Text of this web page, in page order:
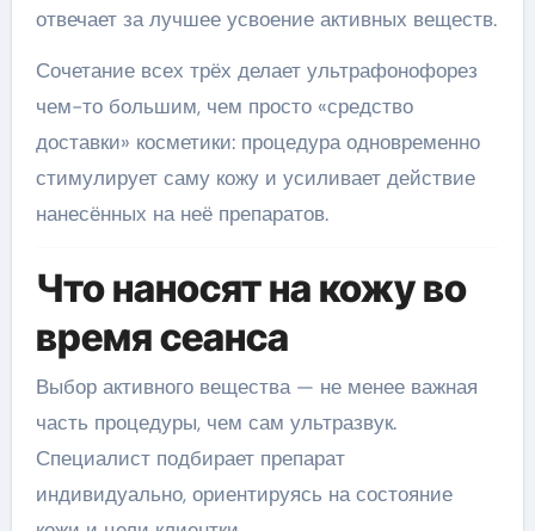
отвечает за лучшее усвоение активных веществ.
Сочетание всех трёх делает ультрафонофорез
чем-то большим, чем просто «средство
доставки» косметики: процедура одновременно
стимулирует саму кожу и усиливает действие
нанесённых на неё препаратов.
Что наносят на кожу во
время сеанса
Выбор активного вещества — не менее важная
часть процедуры, чем сам ультразвук.
Специалист подбирает препарат
индивидуально, ориентируясь на состояние